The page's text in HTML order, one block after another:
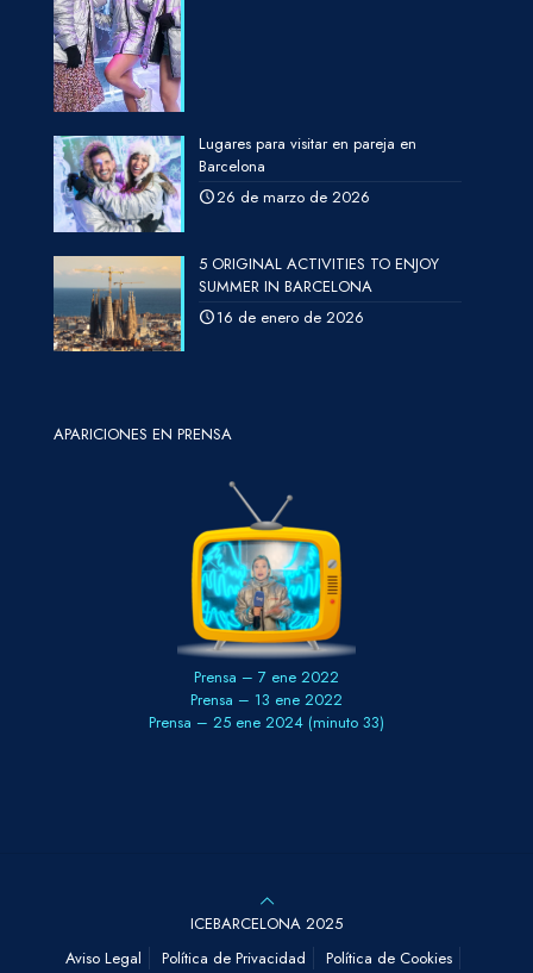
Lugares para visitar en pareja en
Barcelona
26 de marzo de 2026
5 ORIGINAL ACTIVITIES TO ENJOY
SUMMER IN BARCELONA
16 de enero de 2026
APARICIONES EN PRENSA
Prensa – 7 ene 2022
Prensa – 13 ene 2022
Prensa – 25 ene 2024 (minuto 33)
ICEBARCELONA 2025
Aviso Legal
Política de Privacidad
Política de Cookies